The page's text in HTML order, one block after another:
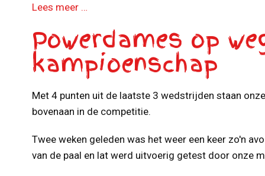
Lees meer …
Powerdames op
kampioenschap
Met 4 punten uit de laatste 3 wedstrijden staan
bovenaan in de competitie.
Twee weken geleden was het weer een keer zo'n
van de paal en lat werd uitvoerig getest door onze